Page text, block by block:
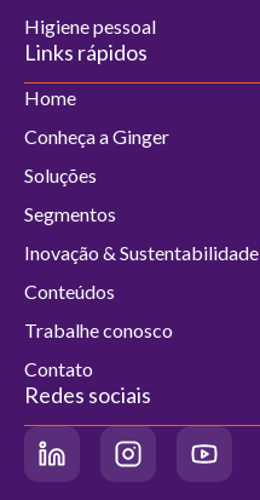
Higiene pessoal
Links rápidos
Home
Conheça a Ginger
Soluções
Segmentos
Inovação & Sustentabilidade
Conteúdos
Trabalhe conosco
Contato
Redes sociais